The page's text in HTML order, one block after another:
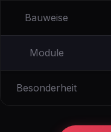
Bauweise
Module
Besonderheit